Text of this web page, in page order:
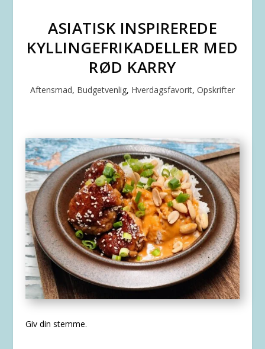
ASIATISK INSPIREREDE
KYLLINGEFRIKADELLER MED
RØD KARRY
Aftensmad, Budgetvenlig, Hverdagsfavorit, Opskrifter
Giv din stemme.